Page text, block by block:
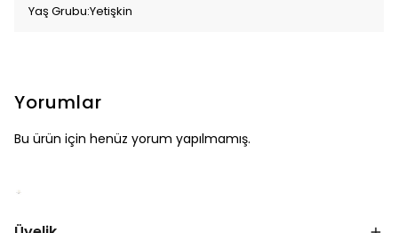
Yaş Grubu:Yetişkin
Yorumlar
Bu ürün için henüz yorum yapılmamış.